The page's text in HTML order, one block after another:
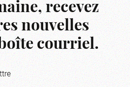
recevez
nouvelles
courriel.